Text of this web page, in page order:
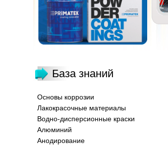
База знаний
Основы коррозии
Лакокрасочные материалы
Водно-дисперсионные краски
Алюминий
Анодирование